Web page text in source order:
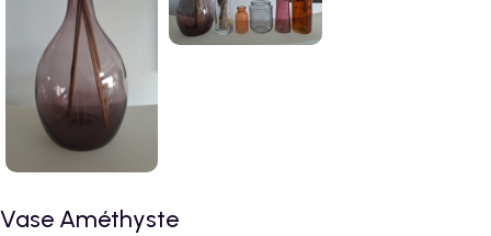
Vase Améthyste